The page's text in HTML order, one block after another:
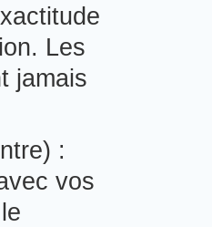
Les
jamais
:
vos